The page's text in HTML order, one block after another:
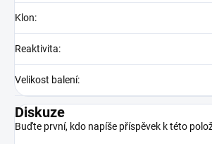
Klon:
Reaktivita:
Velikost balení:
Diskuze
Buďte první, kdo napíše příspěvek k této